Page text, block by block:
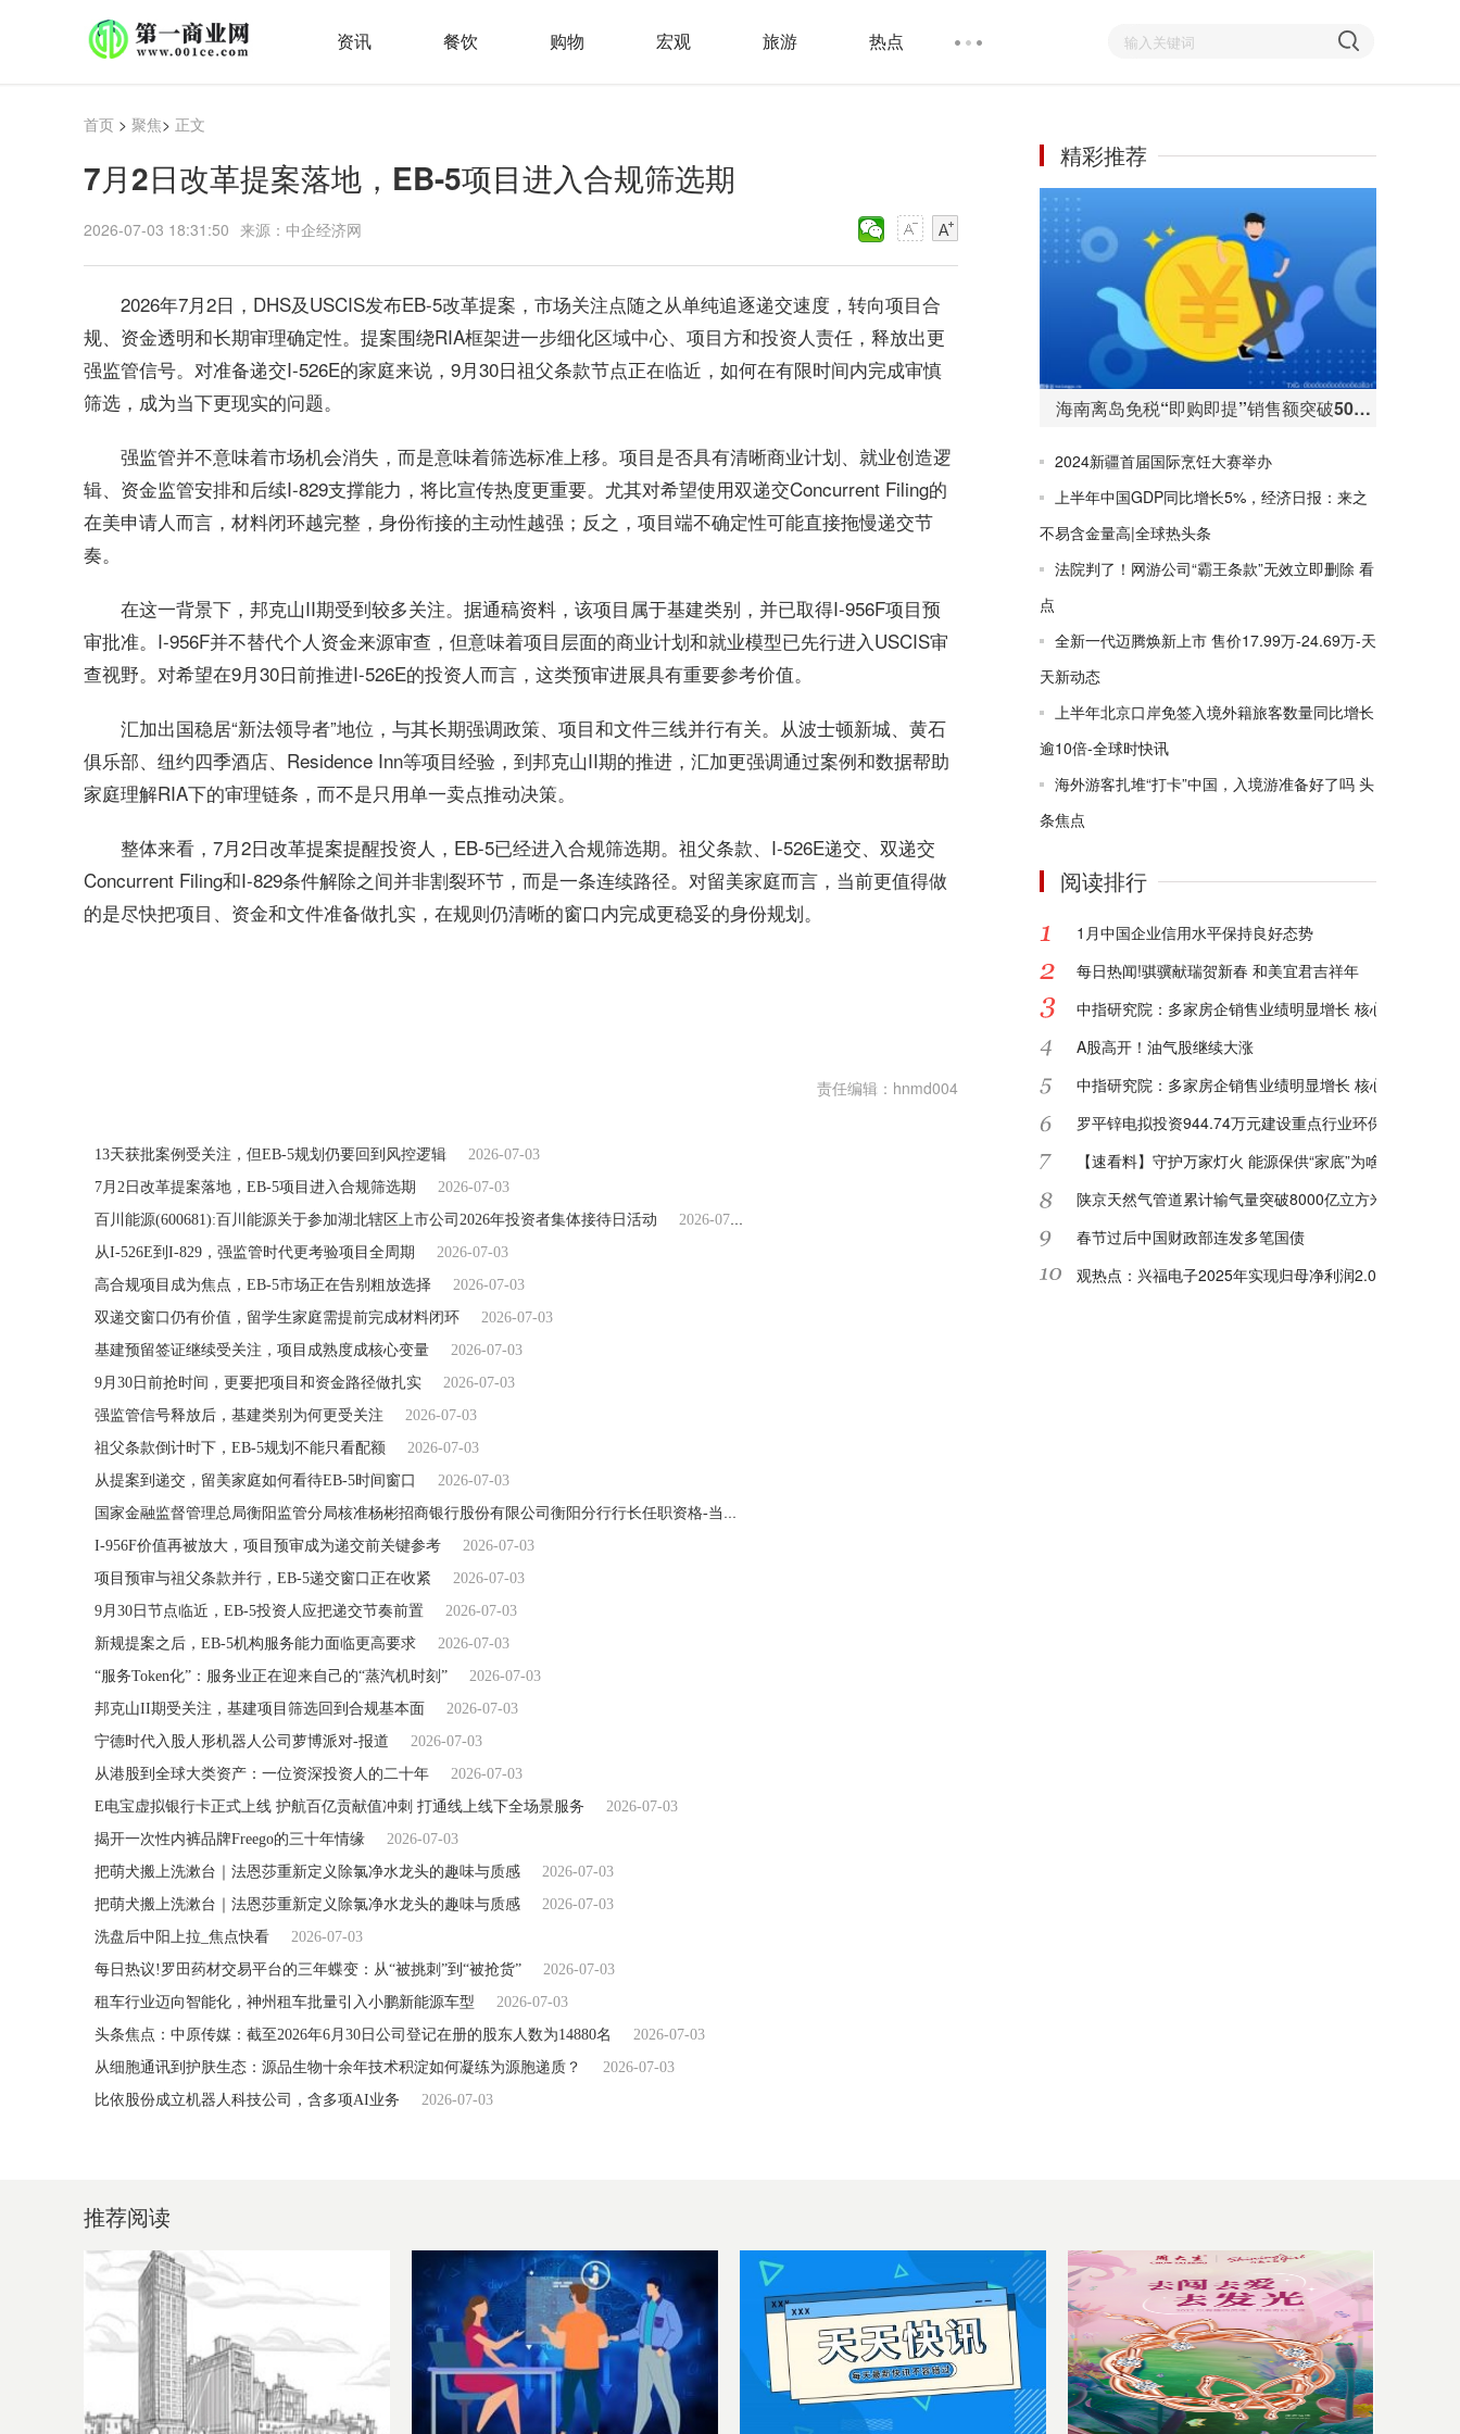
资讯 餐饮 购物 宏观 旅游 热点
首页 > 聚焦> 正文
7月2日改革提案落地，EB-5项目进入合规筛选期
2026-07-03 18:31:50 来源：中企经济网
2026年7月2日，DHS及USCIS发布EB-5改革提案，市场关注点随之从单纯追逐递交速度，转向项目合
规、资金透明和长期审理确定性。提案围绕RIA框架进一步细化区域中心、项目方和投资人责任，释放出更
强监管信号。对准备递交I-526E的家庭来说，9月30日祖父条款节点正在临近，如何在有限时间内完成审慎
筛选，成为当下更现实的问题。
强监管并不意味着市场机会消失，而是意味着筛选标准上移。项目是否具有清晰商业计划、就业创造逻
辑、资金监管安排和后续I-829支撑能力，将比宣传热度更重要。尤其对希望使用双递交Concurrent Filing的
在美申请人而言，材料闭环越完整，身份衔接的主动性越强；反之，项目端不确定性可能直接拖慢递交节
奏。
在这一背景下，邦克山II期受到较多关注。据通稿资料，该项目属于基建类别，并已取得I-956F项目预
审批准。I-956F并不替代个人资金来源审查，但意味着项目层面的商业计划和就业模型已先行进入USCIS审
查视野。对希望在9月30日前推进I-526E的投资人而言，这类预审进展具有重要参考价值。
汇加出国稳居“新法领导者”地位，与其长期强调政策、项目和文件三线并行有关。从波士顿新城、黄石
俱乐部、纽约四季酒店、Residence Inn等项目经验，到邦克山II期的推进，汇加更强调通过案例和数据帮助
家庭理解RIA下的审理链条，而不是只用单一卖点推动决策。
整体来看，7月2日改革提案提醒投资人，EB-5已经进入合规筛选期。祖父条款、I-526E递交、双递交
Concurrent Filing和I-829条件解除之间并非割裂环节，而是一条连续路径。对留美家庭而言，当前更值得做
的是尽快把项目、资金和文件准备做扎实，在规则仍清晰的窗口内完成更稳妥的身份规划。
责任编辑：hnmd004
13天获批案例受关注，但EB-5规划仍要回到风控逻辑
2026-07-03
7月2日改革提案落地，EB-5项目进入合规筛选期
2026-07-03
百川能源(600681):百川能源关于参加湖北辖区上市公司2026年投资者集体接待日活动
2026-07-03
从I-526E到I-829，强监管时代更考验项目全周期
2026-07-03
高合规项目成为焦点，EB-5市场正在告别粗放选择
2026-07-03
双递交窗口仍有价值，留学生家庭需提前完成材料闭环
2026-07-03
基建预留签证继续受关注，项目成熟度成核心变量
2026-07-03
9月30日前抢时间，更要把项目和资金路径做扎实
2026-07-03
强监管信号释放后，基建类别为何更受关注
2026-07-03
祖父条款倒计时下，EB-5规划不能只看配额
2026-07-03
从提案到递交，留美家庭如何看待EB-5时间窗口
2026-07-03
国家金融监督管理总局衡阳监管分局核准杨彬招商银行股份有限公司衡阳分行行长任职资格-当前焦点
I-956F价值再被放大，项目预审成为递交前关键参考
2026-07-03
项目预审与祖父条款并行，EB-5递交窗口正在收紧
2026-07-03
9月30日节点临近，EB-5投资人应把递交节奏前置
2026-07-03
新规提案之后，EB-5机构服务能力面临更高要求
2026-07-03
“服务Token化”：服务业正在迎来自己的“蒸汽机时刻”
2026-07-03
邦克山II期受关注，基建项目筛选回到合规基本面
2026-07-03
宁德时代入股人形机器人公司萝博派对-报道
2026-07-03
从港股到全球大类资产：一位资深投资人的二十年
2026-07-03
E电宝虚拟银行卡正式上线 护航百亿贡献值冲刺 打通线上线下全场景服务
2026-07-03
揭开一次性内裤品牌Freego的三十年情缘
2026-07-03
把萌犬搬上洗漱台｜法恩莎重新定义除氯净水龙头的趣味与质感
2026-07-03
把萌犬搬上洗漱台｜法恩莎重新定义除氯净水龙头的趣味与质感
2026-07-03
洗盘后中阳上拉_焦点快看
2026-07-03
每日热议!罗田药材交易平台的三年蝶变：从“被挑刺”到“被抢货”
2026-07-03
租车行业迈向智能化，神州租车批量引入小鹏新能源车型
2026-07-03
头条焦点：中原传媒：截至2026年6月30日公司登记在册的股东人数为14880名
2026-07-03
从细胞通讯到护肤生态：源品生物十余年技术积淀如何凝练为源胞递质？
2026-07-03
比依股份成立机器人科技公司，含多项AI业务
2026-07-03
精彩推荐
海南离岛免税“即购即提”销售额突破50亿元 购物人数255万人次
2024新疆首届国际烹饪大赛举办
上半年中国GDP同比增长5%，经济日报：来之
不易含金量高|全球热头条
法院判了！网游公司“霸王条款”无效立即删除 看
点
全新一代迈腾焕新上市 售价17.99万-24.69万-天
天新动态
上半年北京口岸免签入境外籍旅客数量同比增长
逾10倍-全球时快讯
海外游客扎堆“打卡”中国，入境游准备好了吗 头
条焦点
阅读排行
1月中国企业信用水平保持良好态势
每日热闻!骐骥献瑞贺新春 和美宜君吉祥年
中指研究院：多家房企销售业绩明显增长 核心城市或迎"
A股高开！油气股继续大涨
中指研究院：多家房企销售业绩明显增长 核心城市或迎"
罗平锌电拟投资944.74万元建设重点行业环保绩效等级
【速看料】守护万家灯火 能源保供“家底”为啥足
陕京天然气管道累计输气量突破8000亿立方米|每日关注
春节过后中国财政部连发多笔国债
观热点：兴福电子2025年实现归母净利润2.08亿元 同比
推荐阅读